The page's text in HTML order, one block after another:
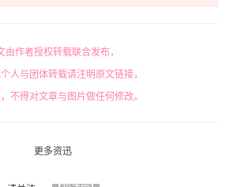
由作者授权转载联合发布，
人与团体转载请注明原文链接，
不得对文章与图片做任何修改。
更多资迅